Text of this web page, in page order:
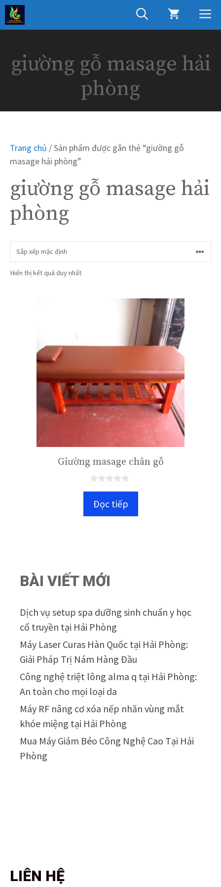
Chuyển
đến
nội
giường gỗ masage hải
phòng
Trang chủ / Sản phẩm được gắn thẻ “giường gỗ
masage hải phòng”
giường gỗ masage hải
phòng
Hiển thị kết quả duy nhất
Giường masage chân gỗ
gĐọc tiếp
BÀI VIẾT MỚI
Dịch vụ setup spa dưỡng sinh chuẩn y học
cổ truyền tại Hải Phòng
Máy Laser Curas Hàn Quốc tại Hải Phòng:
Giải Pháp Trị Nám Hàng Đầu
Công nghệ triệt lông alma q tại Hải Phòng:
An toàn cho mọi loại da
Máy RF nâng cơ xóa nếp nhăn vùng mắt
khóe miệng tại Hải Phòng
Mua Máy Giảm Béo Công Nghệ Cao Tại Hải
Phòng
LIÊN HỆ